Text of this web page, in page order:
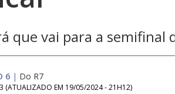
que vai para a semifinal
6 | Do R7
(ATUALIZADO EM 19/05/2024 - 21H12)